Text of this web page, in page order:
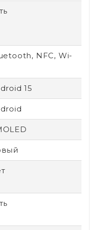
NFC, Wi-
15